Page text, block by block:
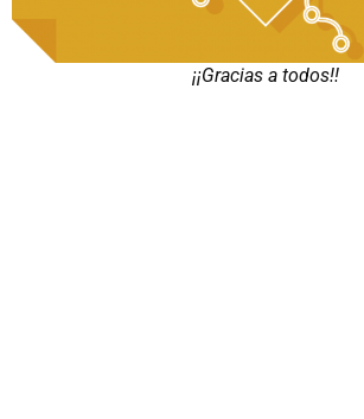
¡¡Gracias a todos!!